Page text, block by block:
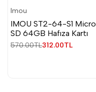
Satıcı:
Imou
IMOU ST2-64-S1 Micro
SD 64GB Hafıza Kartı
Normal
570.00TLİndirimli
312.00TL